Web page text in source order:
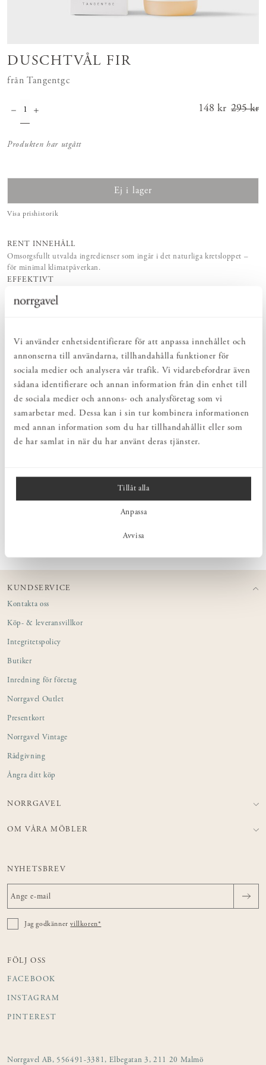
Vi använder enhetsidentifierare för att anpassa innehållet och
annonserna till användarna, tillhandahålla funktioner för
sociala medier och analysera vår trafik. Vi vidarebefordrar även
sådana identifierare och annan information från din enhet till
de sociala medier och annons- och analysföretag som vi
samarbetar med. Dessa kan i sin tur kombinera informationen
med annan information som du har tillhandahållit eller som
de har samlat in när du har använt deras tjänster.
Tillåt alla
Anpassa
Avvisa
DUSCHTVÅL FIR
från Tangentgc
Nuvarande
148 kr 295 kr
Produkten har utgått
Ej i lager
Visa prishistorik
RENT INNEHÅLL
Omsorgsfullt utvalda ingredienser som ingår i det naturliga kretsloppet –
för minimal klimatpåverkan.
EFFEKTIVT
rent samvete.
hållbar vardag.
PRODUKTBESKRIVNING
Tangentgc duschtvål i doften Fir innehåller en mild kokostensid
som lyfter smuts och olja från huden utan att göra den torr.
minskar färgförändringar och ålderstecken. E-vitamin och glycerin,
som förekommer naturligt i huden, återfuktar och skyddar mot
Säljs enbart online
KUNDSERVICE
Kontakta oss
Köp- & leveransvillkor
Integritetspolicy
Butiker
Inredning för företag
Norrgavel Outlet
Presentkort
Norrgavel Vintage
Rådgivning
Ångra ditt köp
NORRGAVEL
OM VÅRA MÖBLER
NYHETSBREV
Jag godkännervillkoren*
FÖLJ OSS
FACEBOOK
INSTAGRAM
PINTEREST
Norrgavel AB, 556491-3381, Elbegatan 3, 211 20 Malmö